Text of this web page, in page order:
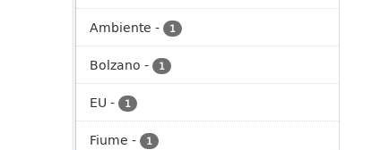
Ambiente - 1
Bolzano - 1
EU - 1
Fiume - 1